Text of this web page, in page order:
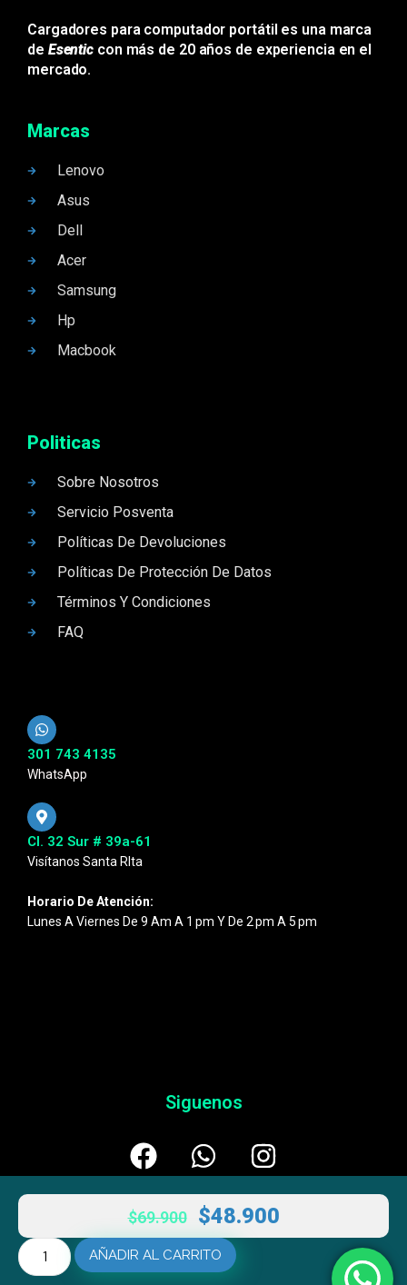
$69.900 $48.900
AÑADIR AL CARRITO
Cargadores para computador portátil es una marca
de Esentic con más de 20 años de experiencia en el
mercado.
Marcas
Lenovo
Asus
Dell
Acer
Samsung
Hp
Macbook
Politicas
Sobre Nosotros
Servicio Posventa
Políticas De Devoluciones
Políticas De Protección De Datos
Términos Y Condiciones
FAQ
301 743 4135
WhatsApp
Cl. 32 Sur # 39a-61
Visítanos Santa RIta
Horario De Atención:
Lunes A Viernes De 9 Am A 1 Pm Y De 2 Pm A 5 Pm
Siguenos